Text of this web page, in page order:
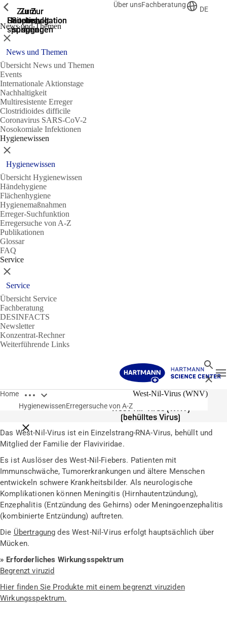
Zur
Suche
springen
Zur
Hauptnavigation
springen
Zur
Hauptnavigation
springen
Zum
Hauptinhalt
springen
Zum
Seitenende
springen
Über unsFachberatung
DE
News und Themen
Zeige vorherige
Schließen
News und Themen
Übersicht News und Themen
Events
Internationale Aktionstage
Nachhaltigkeit
Multiresistente Erreger
Clostridioides difficile
Coronavirus SARS-CoV-2
Nosokomiale Infektionen
Hygienewissen
Zeige vorherige
Schließen
Hygienewissen
Übersicht Hygienewissen
Händehygiene
Flächenhygiene
Hygienemaßnahmen
Erreger-Suchfunktion
Erregersuche von A-Z
Publikationen
Glossar
FAQ
Service
Zeige vorherige
Schließen
Service
Übersicht Service
Fachberatung
DESINFACTS
Newsletter
Konzentrat-Rechner
Weiterführende Links
Suche
Home Breadcrumbs öffnen
Breadcrumbs schließen
HygienewissenErregersuche von A-Z
West-Nil-Virus (WNV)
Erreger
West-Nil-Virus (WNV)
(behülltes Virus)
Das West-Nil-Virus ist ein Einzelstrang-RNA-Virus, behüllt und
Mitglied der Familie der Flaviviridae.
Es ist Auslöser des West-Nil-Fiebers. Patienten mit
Immunschwäche, Tumorerkrankungen und ältere Menschen
entwickeln schwere Krankheitsbilder. Als neurologische
Komplikationen können Meningitis (Hirnhautentzündung),
Enzephalitis (Entzündung des Gehirns) oder Meningoenzephalitis
(kombinierte Entzündung) auftreten.
Die Übertragung des West-Nil-Virus erfolgt hauptsächlich über
Mücken.
» Erforderliches Wirkungsspektrum
Begrenzt viruzid
Hier finden Sie Produkte mit einem begrenzt viruziden
Wirkungsspektrum.